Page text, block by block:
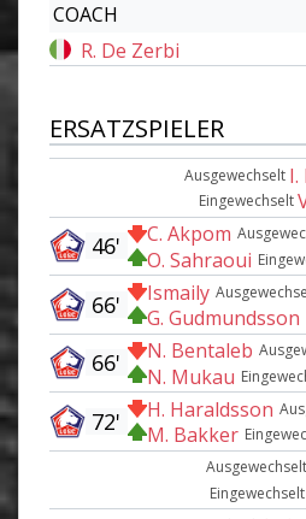
COACH
R. De Zerbi
ERSATZSPIELER
Ausgewechselt I.
Eingewechselt
C. Akpom
O. Sahraoui
46'
Ismaily
G. Gudmundsson
66'
N. Bentaleb
N. Mukau
66'
H. Haraldsson
M. Bakker
72'
Ausgewechselt
Eingewechselt